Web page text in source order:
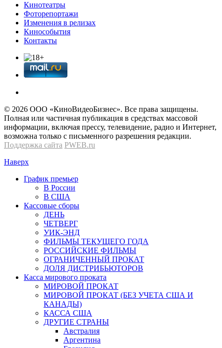
Кинотеатры
Фоторепортажи
Изменения в релизах
Кинособытия
Контакты
© 2026 OOО «КиноВидеоБизнес». Все права защищены.
Полная или частичная публикация в средствах массовой
информации, включая прессу, телевидение, радио и Интернет,
возможна только с письменного разрешения редакции.
Поддержка сайта PWEB.ru
Наверх
График премьер
В России
В США
Кассовые сборы
ДЕНЬ
ЧЕТВЕРГ
УИК-ЭНД
ФИЛЬМЫ ТЕКУЩЕГО ГОДА
РОССИЙСКИЕ ФИЛЬМЫ
ОГРАНИЧЕННЫЙ ПРОКАТ
ДОЛЯ ДИСТРИБЬЮТОРОВ
Касса мирового проката
МИРОВОЙ ПРОКАТ
МИРОВОЙ ПРОКАТ (БЕЗ УЧЕТА США И
КАНАДЫ)
КАССА США
ДРУГИЕ СТРАНЫ
Австралия
Аргентина